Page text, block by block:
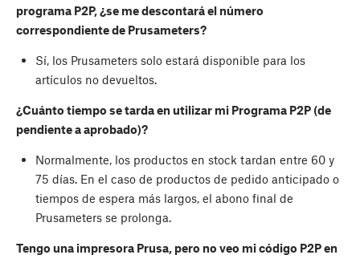
programa P2P, ¿se me descontará el número
correspondiente de Prusameters?
Sí, los Prusameters solo estará disponible para los
artículos no devueltos.
¿Cuánto tiempo se tarda en utilizar mi Programa P2P (de
pendiente a aprobado)?
Normalmente, los productos en stock tardan entre 60 y
75 días. En el caso de productos de pedido anticipado o
tiempos de espera más largos, el abono final de
Prusameters se prolonga.
Tengo una impresora Prusa, pero no veo mi código P2P en